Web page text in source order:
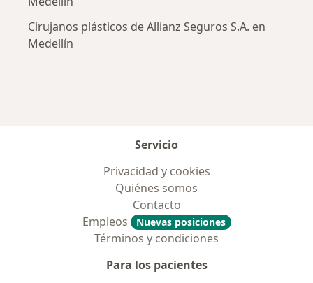
Cirujanos plásticos de Allianz Seguros S.A. en
Medellín
Servicio
Privacidad y cookies
Quiénes somos
Contacto
Empleos
Nuevas posiciones
Términos y condiciones
Para los pacientes